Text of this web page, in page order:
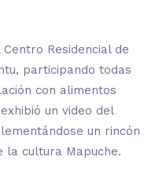
Residencial de
participando todas
con alimentos
un video del
un rincón
la cultura Mapuche.